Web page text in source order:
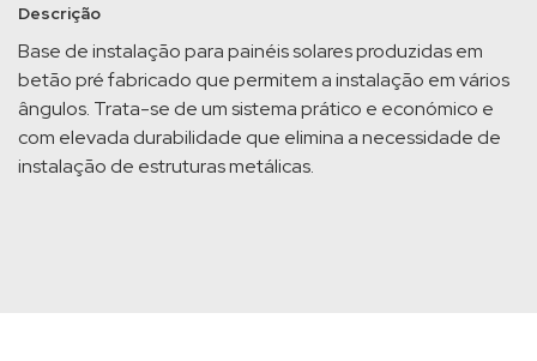
Descrição
Base de instalação para painéis solares produzidas em
betão pré fabricado que permitem a instalação em vários
ângulos. Trata-se de um sistema prático e económico e
com elevada durabilidade que elimina a necessidade de
instalação de estruturas metálicas.